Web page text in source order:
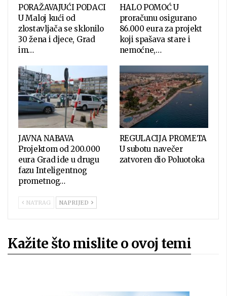
PORAŽAVAJUĆI PODACI
U Maloj kući od
zlostavljača se sklonilo
30 žena i djece, Grad
im…
HALO POMOĆ U
proračunu osigurano
86.000 eura za projekt
koji spašava stare i
nemoćne,…
JAVNA NABAVA
Projektom od 200.000
eura Grad ide u drugu
fazu Inteligentnog
prometnog…
REGULACIJA PROMETA
U subotu navečer
zatvoren dio Poluotoka
NATRAG NAPRIJED
Kažite što mislite o ovoj temi